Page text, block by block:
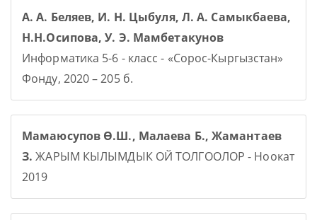
А. А. Беляев, И. Н. Цыбуля, Л. А. Самыкбаева,
Н.Н.Осипова, У. Э. Мамбетакунов
Информатика 5-6 - класс - «Сорос-Кыргызстан»
Фонду, 2020 – 205 б.
Мамаюсупов Ө.Ш., Малаева Б., Жамантаев
З. ЖАРЫМ КЫЛЫМДЫК ОЙ ТОЛГООЛОР - Ноокат
2019